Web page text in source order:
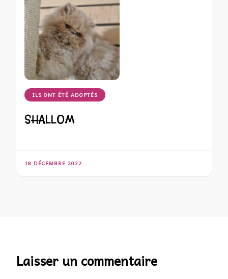
ILS ONT ÉTÉ ADOPTÉS
SHALLOM
18 DÉCEMBRE 2022
Laisser un commentaire